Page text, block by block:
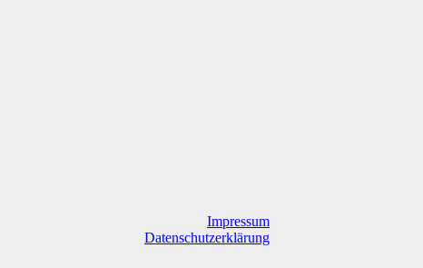
Impressum
Datenschutzerklärung